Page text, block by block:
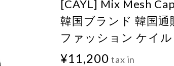
[CAYL] Mix Mesh
韓国ブランド 韓国通
ファッション ケイル
¥11,200 tax in